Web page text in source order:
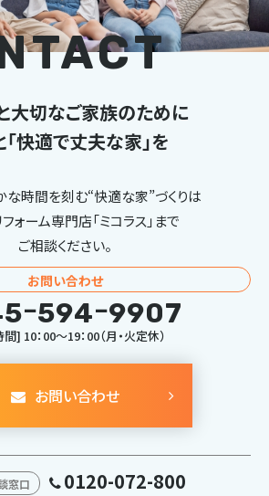
大切なご家族のために
「快適で丈夫な家」を
な時間を刻む“快適な家”づくりは
ォーム専門店「ミコラス」まで
ご相談ください。
お問い合わせ
ｰ594ｰ9907
] 10：00～19：00（月・火定休）
お問い合わせ
窓口 0120-072-800